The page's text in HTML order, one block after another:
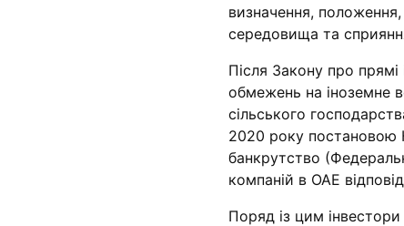
визначення,
середовища та
Після Закону про прямі
обмежень на іноземне
сільського
2020 року постановою
банкрутство
компаній в ОАЕ
Поряд із цим